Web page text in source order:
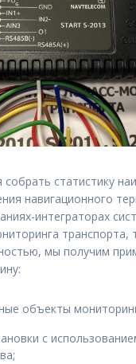
собрать статистику
навигационного
интеграторах
транспорта,
мы получим
объекты
с